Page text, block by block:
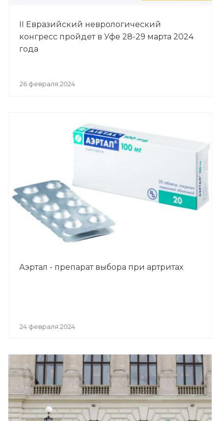
II Евразийский неврологический
конгресс пройдет в Уфе 28-29 марта 2024
года
26 февраля 2024
Аэртал - препарат выбора при артритах
24 февраля 2024